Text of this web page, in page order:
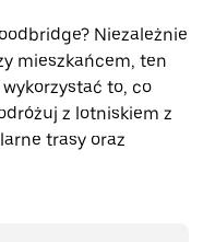
Niezależnie
mieszkańcem, ten
to, co
z lotniskiem z
trasy oraz